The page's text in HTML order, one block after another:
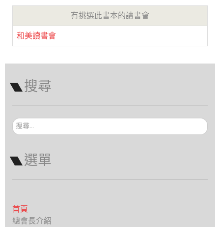
有挑選此書本的讀書會
和美讀書會
搜尋
搜
尋...
選單
首頁
總會長介紹